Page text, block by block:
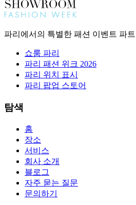
파리에서의 특별한 패션 이벤트 파트
쇼룸 파리
파리 패션 위크 2026
파리 위치 표시
파리 팝업 스토어
탐색
홈
장소
서비스
회사 소개
블로그
자주 묻는 질문
문의하기